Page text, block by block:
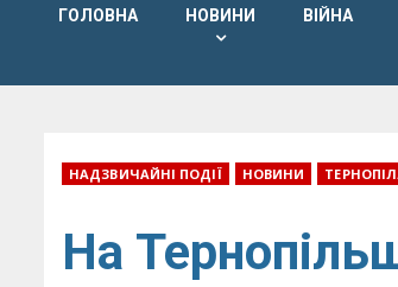
ГОЛОВНА НОВИНИ ВІЙНА
НАДЗВИЧАЙНІ ПОДІЇ НОВИНИ
На